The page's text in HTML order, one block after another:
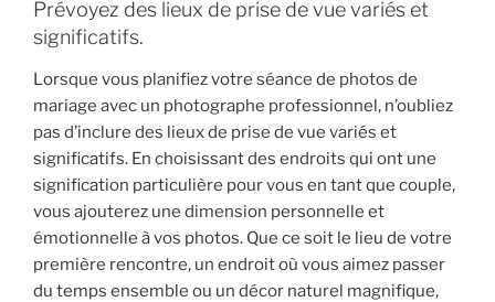
Prévoyez des lieux de prise de vue variés et
significatifs.
Lorsque vous planifiez votre séance de photos de
mariage avec un photographe professionnel, n’oubliez
pas d’inclure des lieux de prise de vue variés et
significatifs. En choisissant des endroits qui ont une
signification particulière pour vous en tant que couple,
vous ajouterez une dimension personnelle et
émotionnelle à vos photos. Que ce soit le lieu de votre
première rencontre, un endroit où vous aimez passer
du temps ensemble ou un décor naturel magnifique,